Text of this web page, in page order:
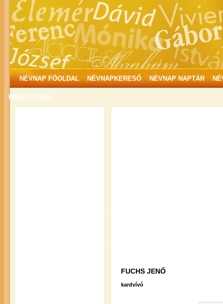
NÉVNAP FŐOLDAL NÉVNAPKERESŐ NÉVNAP NAPTÁR
HÍRESSÉGEK
FUCHS JENŐ
kardvívó